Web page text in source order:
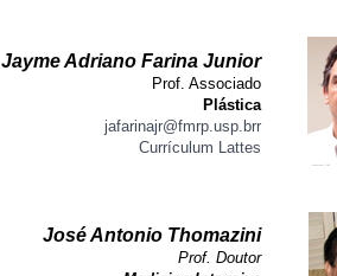
Jayme Adriano Farina Junior
Prof. Associado
Plástica
jafarinajr@fmrp.usp.brr
Currículum Lattes
José Antonio Thomazini
Prof. Doutor